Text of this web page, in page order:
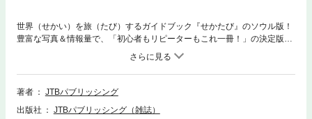
世界（せかい）を旅（たび）するガイドブック『せかたび』のソウル版！
豊富な写真＆情報量で、「初心者もリピーターもこれ一冊！」の決定版。
『せかたびソウル』ここが使いやすい！1. 「定番」「編集部オススメ」マ
ークで行くべき物件がひと目で分かる！2. なぞって行くだけ“本当に使え
る”モデルコースがたっぷり。旅のカスタマイズ自由自在！3. “見て楽し
い”折りこみマップで、注目エリアを詳細解説！4. 全掲載物件が一覧・比
ウルの鉄板全制覇！perfectモデルコース王道コース＋好きにチョイスして
著者
JTBパブリッシング
出版社
JTBパブリッシング（雑誌）